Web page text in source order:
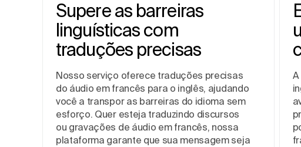
Supere as barreiras
linguísticas com
traduções precisas
Nosso serviço oferece traduções precisas
do áudio em francês para o inglês, ajudando
você a transpor as barreiras do idioma sem
esforço. Quer esteja traduzindo discursos
ou gravações de áudio em francês, nossa
plataforma garante que sua mensagem seja